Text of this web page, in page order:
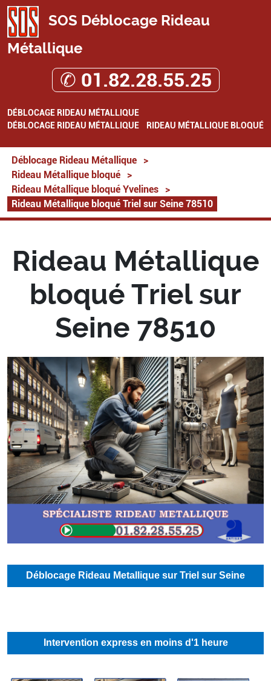
SOS Déblocage Rideau
Métallique
✆ 01.82.28.55.25
DÉBLOCAGE RIDEAU MÉTALLIQUE
DÉBLOCAGE RIDEAU MÉTALLIQUE
RIDEAU MÉTALLIQUE BLOQUÉ
Déblocage Rideau Métallique
>
Rideau Métallique bloqué
>
Rideau Métallique bloqué Yvelines
>
Rideau Métallique bloqué Triel sur Seine 78510
Rideau Métallique
bloqué Triel sur
Seine 78510
Déblocage Rideau Metallique sur Triel sur Seine
Intervention express en moins d'1 heure